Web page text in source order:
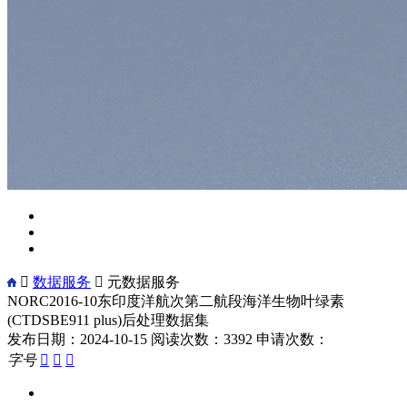
 数据服务  元数据服务
NORC2016-10东印度洋航次第二航段海洋生物叶绿素
(CTDSBE911 plus)后处理数据集
发布日期：2024-10-15 阅读次数：3392 申请次数：
字号   